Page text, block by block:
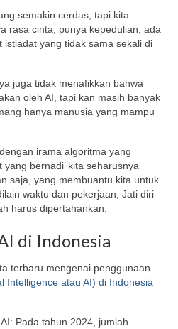
semakin cerdas, tapi kita
rasa cinta, punya kepedulian, ada
yang tidak sama sekali di
juga tidak menafikkan bahwa
oleh AI, tapi kan masih banyak
hanya manusia yang mampu
irama algoritma yang
yang bernadi’ kita seharusnya
saja, yang membuantu kita untuk
waktu dan pekerjaan, Jati diri
harus dipertahankan.
di Indonesia
terbaru mengenai penggunaan
Intelligence atau AI) di Indonesia
Pada tahun 2024, jumlah